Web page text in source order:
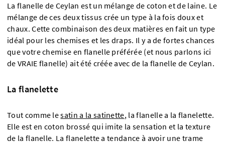
La flanelle de Ceylan est un mélange de coton et de laine. Le
mélange de ces deux tissus crée un type à la fois doux et
chaux. Cette combinaison des deux matières en fait un type
idéal pour les chemises et les draps. Il y a de fortes chances
que votre chemise en flanelle préférée (et nous parlons ici
de VRAIE flanelle) ait été créée avec de la flanelle de Ceylan.
La flanelette
Tout comme lesatin a la satinette, la flanelle a la flanelette.
Elle est en coton brossé qui imite la sensation et la texture
de la flanelle. La flanelette a tendance à avoir une trame